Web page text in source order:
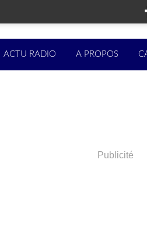
ACTU RADIO A PROPOS
Publicité